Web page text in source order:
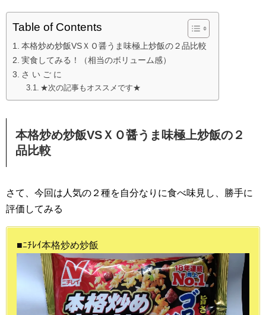
Table of Contents
本格炒め炒飯VSＸＯ醤うま味極上炒飯の２品比較
実食してみる！（相当のボリューム感）
さ い ご に
★次の記事もオススメです★
本格炒め炒飯VSＸＯ醤うま味極上炒飯の２
品比較
さて、今回は人気の２種を自分なりに食べ味見し、勝手に
評価してみる
■ﾆﾁﾚｲ本格炒め炒飯